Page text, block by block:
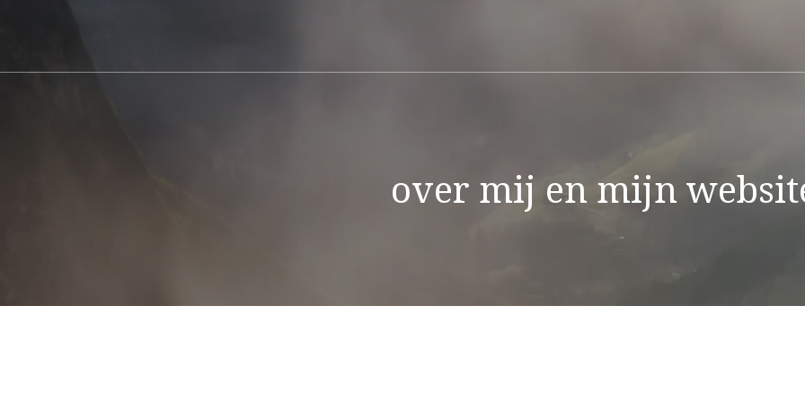
over mij en mijn